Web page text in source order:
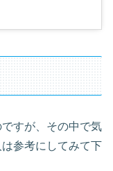
すが、その中で気
参考にしてみて下